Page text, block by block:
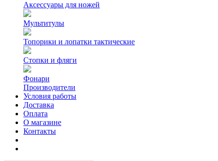
Аксессуары для ножей
Мультитулы
Топорики и лопатки тактические
Стопки и фляги
Фонари
Производители
Условия работы
Доставка
Оплата
О магазине
Контакты